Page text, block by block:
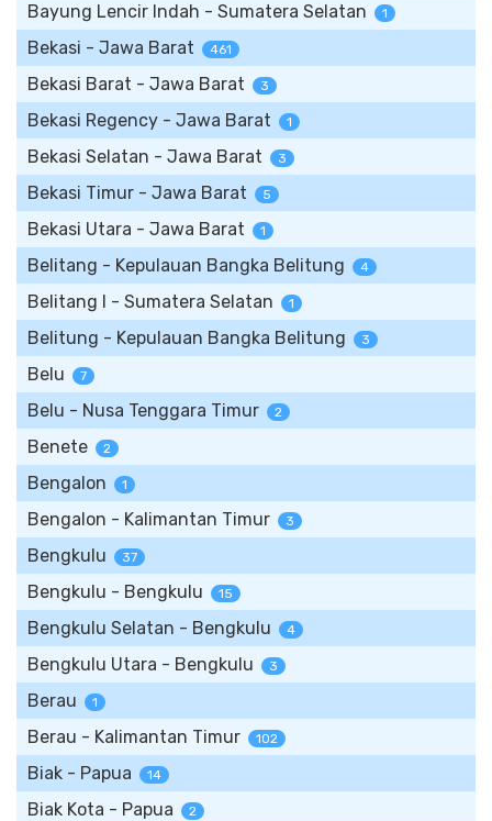
Bayung Lencir Indah - Sumatera Selatan 1
Bekasi - Jawa Barat 461
Bekasi Barat - Jawa Barat 3
Bekasi Regency - Jawa Barat 1
Bekasi Selatan - Jawa Barat 3
Bekasi Timur - Jawa Barat 5
Bekasi Utara - Jawa Barat 1
Belitang - Kepulauan Bangka Belitung 4
Belitang I - Sumatera Selatan 1
Belitung - Kepulauan Bangka Belitung 3
Belu 7
Belu - Nusa Tenggara Timur 2
Benete 2
Bengalon 1
Bengalon - Kalimantan Timur 3
Bengkulu 37
Bengkulu - Bengkulu 15
Bengkulu Selatan - Bengkulu 4
Bengkulu Utara - Bengkulu 3
Berau 1
Berau - Kalimantan Timur 102
Biak - Papua 14
Biak Kota - Papua 2